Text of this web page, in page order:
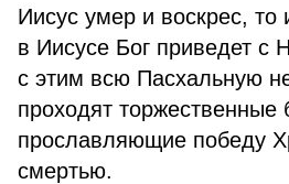
Иисус умер и воскрес,
в Иисусе Бог приведет с
с этим всю Пасхальную
проходят торжественные
прославляющие победу
смертью.